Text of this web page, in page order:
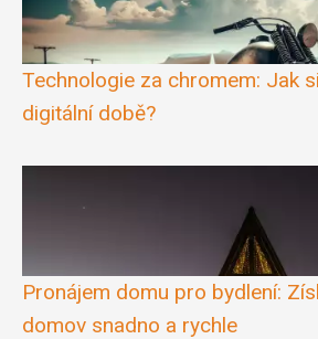
Technologie za chromem: Jak
digitální době?
Pronájem domu pro bydlení:
domov snadno a rychle